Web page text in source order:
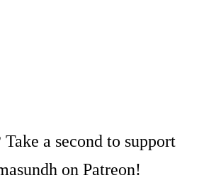
a second to support
on Patreon!